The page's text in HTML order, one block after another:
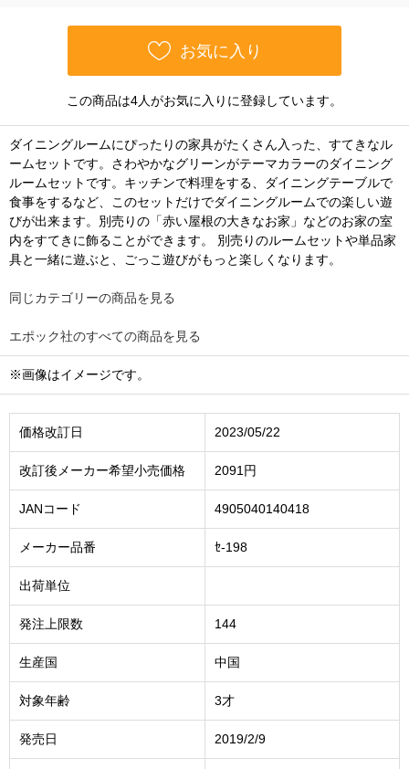
お気に入り
この商品は4人がお気に入りに登録しています。
ダイニングルームにぴったりの家具がたくさん入った、すてきなル
ームセットです。さわやかなグリーンがテーマカラーのダイニング
ルームセットです。キッチンで料理をする、ダイニングテーブルで
食事をするなど、このセットだけでダイニングルームでの楽しい遊
びが出来ます。別売りの「赤い屋根の大きなお家」などのお家の室
内をすてきに飾ることができます。 別売りのルームセットや単品家
具と一緒に遊ぶと、ごっこ遊びがもっと楽しくなります。
同じカテゴリーの商品を見る
エポック社のすべての商品を見る
※画像はイメージです。
価格改訂日 2023/05/22
改訂後メーカー希望小売価格 2091円
JANコード 4905040140418
メーカー品番 ｾ-198
出荷単位
発注上限数 144
生産国 中国
対象年齢 3才
発売日 2019/2/9